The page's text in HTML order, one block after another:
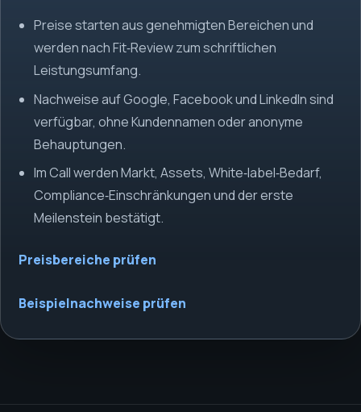
Preise starten aus genehmigten Bereichen und
werden nach Fit‑Review zum schriftlichen
Leistungsumfang.
Nachweise auf Google, Facebook und LinkedIn sind
verfügbar, ohne Kundennamen oder anonyme
Behauptungen.
Im Call werden Markt, Assets, White‑label‑Bedarf,
Compliance‑Einschränkungen und der erste
Meilenstein bestätigt.
Preisbereiche prüfen
Beispielnachweise prüfen